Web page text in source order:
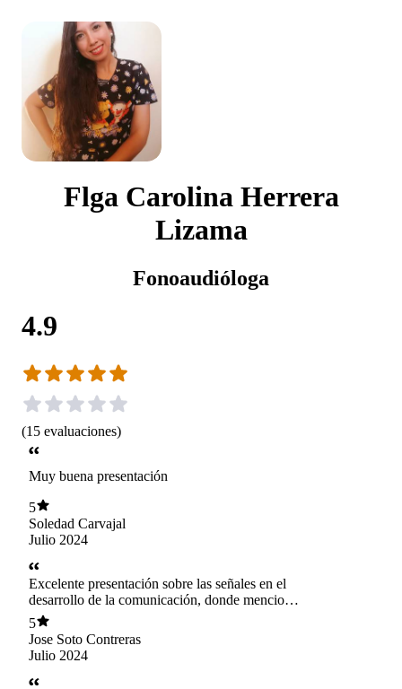
Flga Carolina Herrera
Lizama
Fonoaudióloga
4.9
(15 evaluaciones)
Muy buena presentación
5
Soledad Carvajal
Julio 2024
Excelente presentación sobre las señales en el
desarrollo de la comunicación, donde mencionó
herramientas o estrategias para regular a niños
que se encuentran sobrecargados de estímulos y
como la ecolalia puede ser un puente de
conexion para generar acciones y que nuestro
hijo se conecten jugando
5
Jose Soto Contreras
Julio 2024